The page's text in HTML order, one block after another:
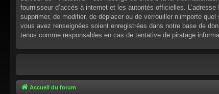
fournisseur d’accès à internet et les autorités officielles.
supprimer, de modifier, de déplacer ou de verrouiller n’importe
vous avez renseignées soient enregistrées dans notre base de
tenus comme responsables en cas de tentative de piratage
Accueil du forum